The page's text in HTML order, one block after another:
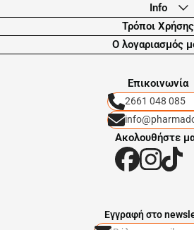
Info
Τρόποι Χρήσης
Ο λογαριασμός
Eπικοινωνία
2661 048 085
Ακολουθήστε
Eγγραφή στο